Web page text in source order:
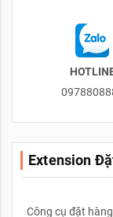
Extension
Công cụ đặt